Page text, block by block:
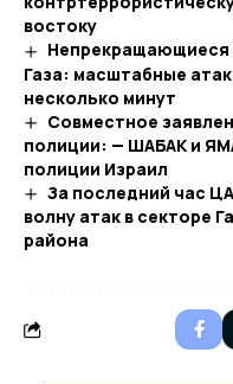
востоку
Непрекращающиеся
Газа: масштабные
несколько минут
Совместное
полиции: — ШАБАК и
полиции Израил
За последний час
волну атак в секторе
района